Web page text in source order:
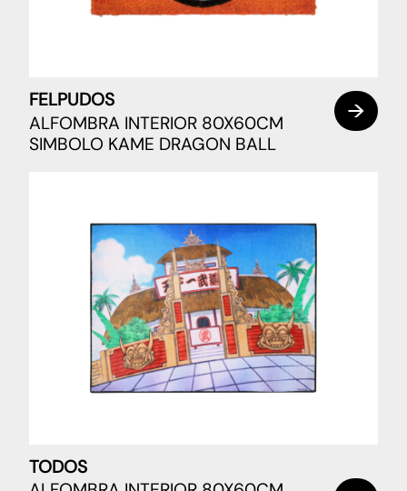
FELPUDOS
ALFOMBRA INTERIOR 80X60CM
SIMBOLO KAME DRAGON BALL
TODOS